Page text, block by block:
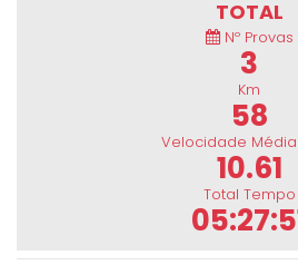
TOTAL
Nº Provas
3
Km
58
Velocidade
10.61
Total Tempo